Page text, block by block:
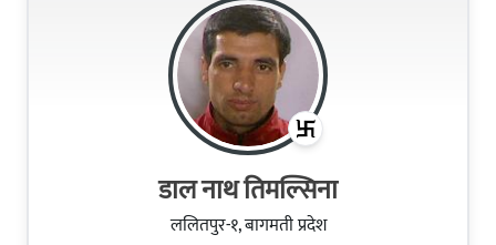
डाल नाथ तिमल्सिना
ललितपुर-१, बागमती प्रदेश